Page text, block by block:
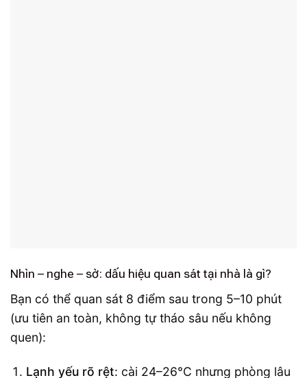
Nhìn – nghe – sờ: dấu hiệu quan sát tại nhà là gì?
Bạn có thể quan sát 8 điểm sau trong 5–10 phút
(ưu tiên an toàn, không tự tháo sâu nếu không
quen):
Lạnh yếu rõ rệt: cài 24–26°C nhưng phòng lâu